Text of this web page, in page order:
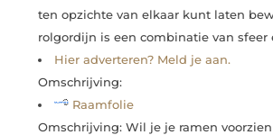
ten opzichte van elkaar kunt laten
rolgordijn is een combinatie van
Hier adverteren? Meld je aan.
Omschrijving:
Raamfolie
Omschrijving: Wil je je ramen